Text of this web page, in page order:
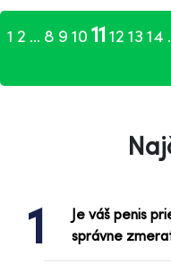
1 2 ... 8 9 10 1112 13 14
1
Je váš penis
správne